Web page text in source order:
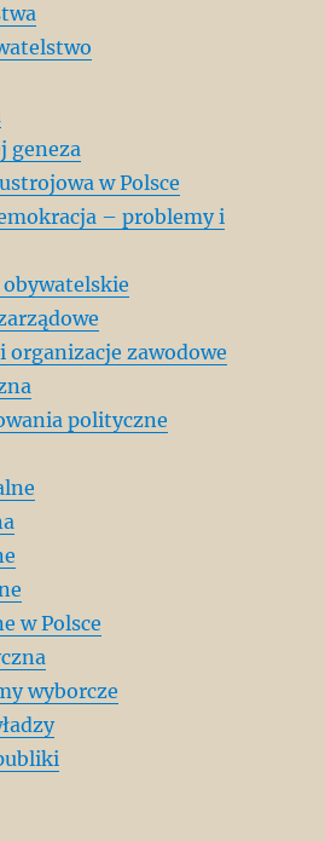
geneza
w Polsce
– problemy i
obywatelskie
organizacje zawodowe
polityczne
w Polsce
wyborcze